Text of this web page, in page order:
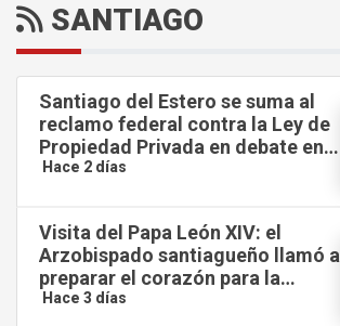
SANTIAGO
Santiago del Estero se suma al
reclamo federal contra la Ley de
Propiedad Privada en debate en
el Senado.
Hace 2 días
Visita del Papa León XIV: el
Arzobispado santiagueño llamó a
preparar el corazón para la
llegada del Santo Padre a la
Hace 3 días